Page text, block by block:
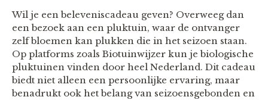
Wil je een beleveniscadeau geven? Overweeg dan
een bezoek aan een pluktuin, waar de ontvanger
zelf bloemen kan plukken die in het seizoen staan.
Op platforms zoals Biotuinwijzer kun je biologische
pluktuinen vinden door heel Nederland. Dit cadeau
biedt niet alleen een persoonlijke ervaring, maar
benadrukt ook het belang van seizoensgebonden en